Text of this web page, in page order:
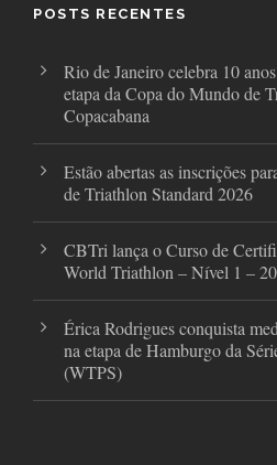
k
a
POSTS RECENTES
Rio de Janeiro celebra 10
etapa da Copa do Mundo de
Copacabana
Estão abertas as inscrições
de Triathlon Standard 2026
CBTri lança o Curso de
World Triathlon – Nível 1 –
Érica Rodrigues conquista
na etapa de Hamburgo da
(WTPS)